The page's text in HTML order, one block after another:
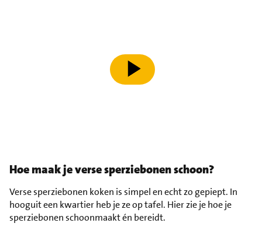
speel video af
Hoe maak je verse sperziebonen schoon?
Verse sperziebonen koken is simpel en echt zo gepiept. In
hooguit een kwartier heb je ze op tafel. Hier zie je hoe je
sperziebonen schoonmaakt én bereidt.